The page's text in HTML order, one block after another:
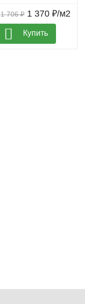
1 706 ₽ 1 370 ₽/м2
Купить